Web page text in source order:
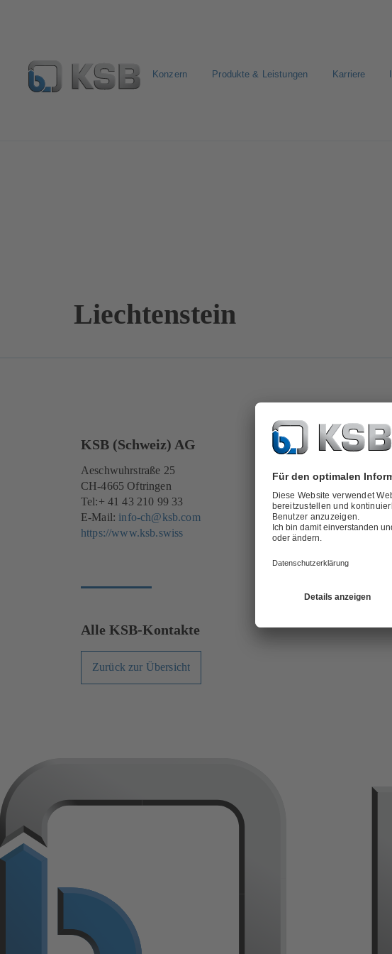
Konzern Produkte & Leistungen Karriere
Liechtenstein
KSB (Schweiz) AG
Aeschwuhrstraße 25
CH-4665 Oftringen
Tel:+ 41 43 210 99 33
E-Mail: info-ch@ksb.com
https://www.ksb.swiss
Alle KSB-Kontakte
Zurück zur Übersicht